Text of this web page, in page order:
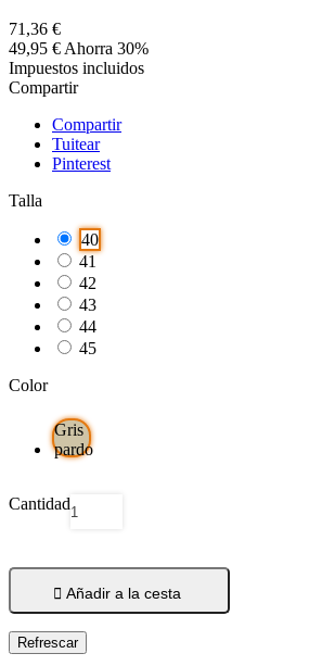
71,36 €
49,95 €Ahorra 30%
Impuestos incluidos
Compartir
Compartir
Tuitear
Pinterest
Talla
40
41
42
43
44
45
Color
Gris
pardo
Cantidad
 Añadir a la cesta